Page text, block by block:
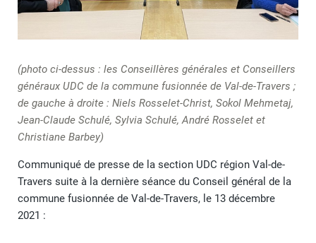
(photo ci-dessus : les Conseillères générales et Conseillers
généraux UDC de la commune fusionnée de Val-de-Travers ;
de gauche à droite : Niels Rosselet-Christ, Sokol Mehmetaj,
Jean-Claude Schulé, Sylvia Schulé, André Rosselet et
Christiane Barbey)
Communiqué de presse de la section UDC région Val-de-
Travers suite à la dernière séance du Conseil général de la
commune fusionnée de Val-de-Travers, le 13 décembre
2021 :